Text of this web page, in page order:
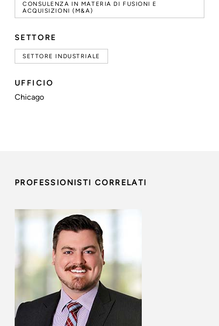
CONSULENZA IN MATERIA DI FUSIONI E
ACQUISIZIONI (M&A)
SETTORE
SETTORE INDUSTRIALE
UFFICIO
Chicago
PROFESSIONISTI CORRELATI